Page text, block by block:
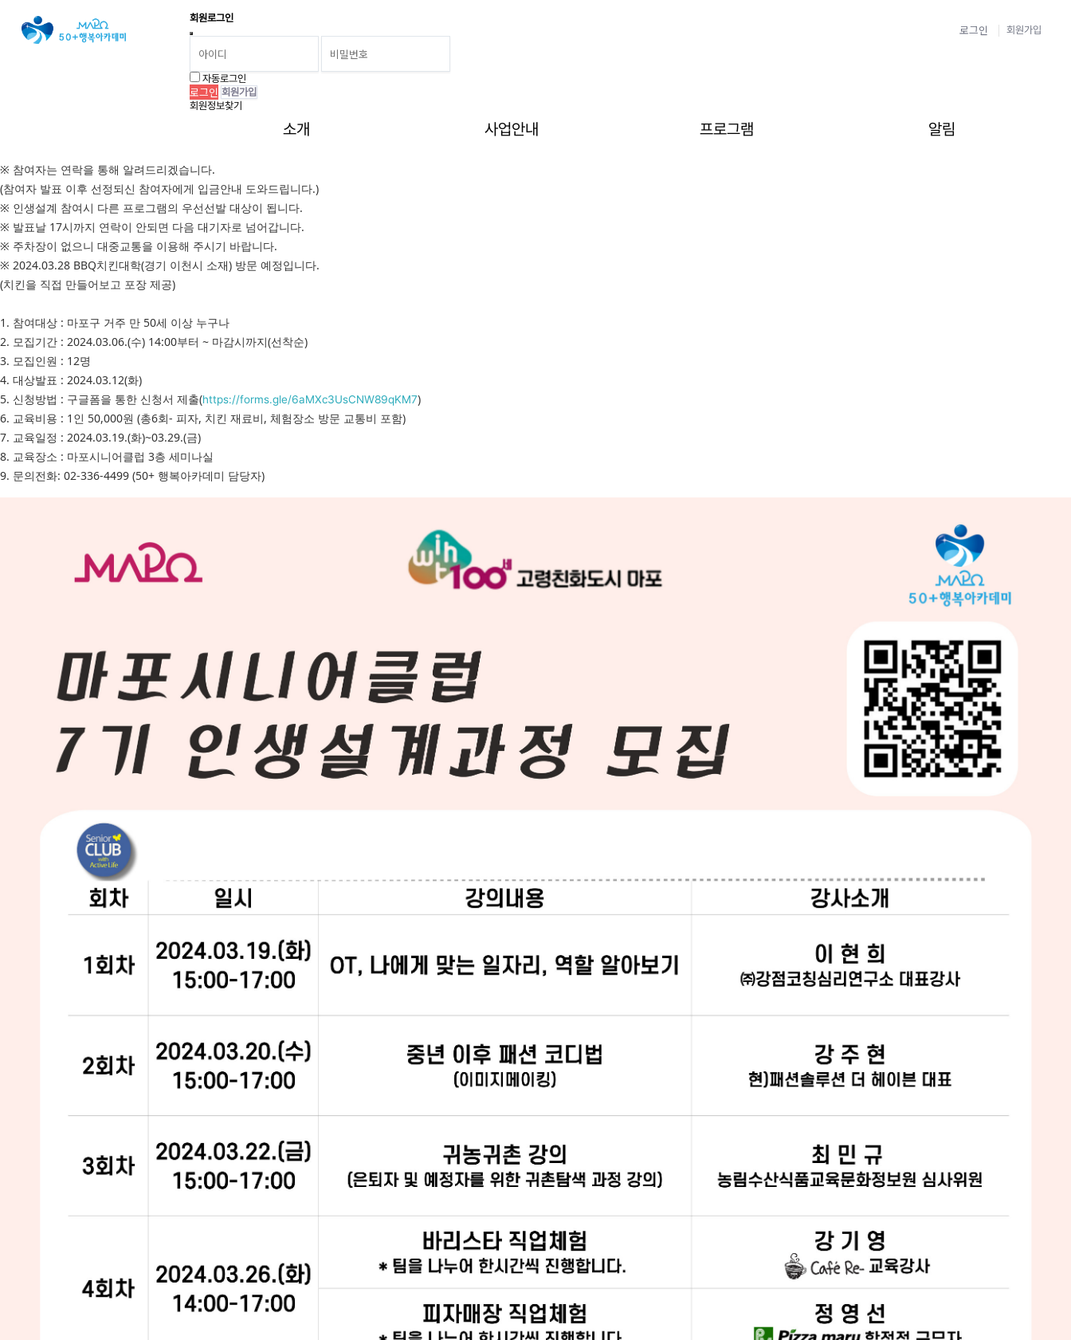
로그인 회원가입
회원로그인
자동로그인
회원가입
회원정보찾기
소개 사업안내 프로그램 알림
삶의 방향을 찾기 위한 6개의 다양한 프로그램을 한 곳에서 만날 수 있는 기회
3월 인생설계과정 7기 참여자를 모집합니다.
※ 참여자는 연락을 통해 알려드리겠습니다.
(참여자 발표 이후 선정되신 참여자에게 입금안내 도와드립니다.)
※ 인생설계 참여시 다른 프로그램의 우선선발 대상이 됩니다.
※ 발표날 17시까지 연락이 안되면 다음 대기자로 넘어갑니다.
※ 주차장이 없으니 대중교통을 이용해 주시기 바랍니다.
※ 2024.03.28 BBQ치킨대학(경기 이천시 소재) 방문 예정입니다.
(치킨을 직접 만들어보고 포장 제공)
1. 참여대상 : 마포구 거주 만 50세 이상 누구나
2. 모집기간 : 2024.03.06.(수) 14:00부터 ~ 마감시까지(선착순)
3. 모집인원 : 12명
4. 대상발표 : 2024.03.12(화)
5. 신청방법 : 구글폼을 통한 신청서 제출(https://forms.gle/6aMXc3UsCNW89qKM7)
6. 교육비용 : 1인 50,000원 (총6회- 피자, 치킨 재료비, 체험장소 방문 교통비 포함)
7. 교육일정 : 2024.03.19.(화)~03.29.(금)
8. 교육장소 : 마포시니어클럽 3층 세미나실
9. 문의전화: 02-336-4499 (50+ 행복아카데미 담당자)